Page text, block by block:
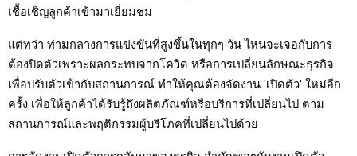
เชื้อเชิญลูกค้าเข้ามาเยี่ยมชม
แต่ทว่า ท่ามกลางการแข่งขันที่สูงขึ้นในทุกๆ วัน ไหนจะเจอกับการ
ต้องปิดตัวเพราะผลกระทบจากโควิด หรือการเปลี่ยนลักษณะธุรกิจ
เพื่อปรับตัวเข้ากับสถานการณ์ ทำให้คุณต้องจัดงาน 'เปิดตัว' ใหม่อีก
ครั้ง เพื่อให้ลูกค้าได้รับรู้ถึงผลิตภัณฑ์หรือบริการที่เปลี่ยนไป ตาม
สถานการณ์และพฤติกรรมผู้บริโภคที่เปลี่ยนไปด้วย